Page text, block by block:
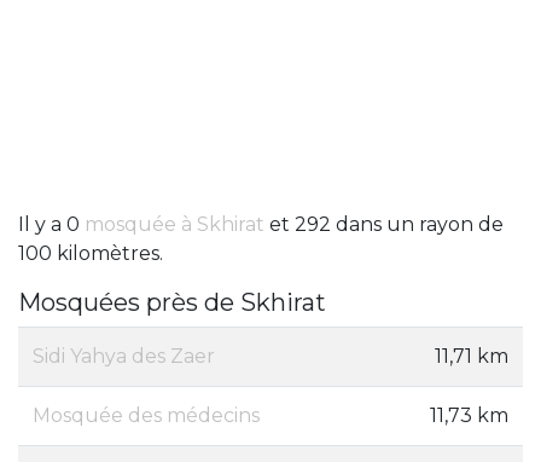
Il y a 0 mosquée à Skhirat et 292 dans un rayon de
100 kilomètres.
Mosquées près de Skhirat
Sidi Yahya des Zaer 11,71 km
Mosquée des médecins 11,73 km